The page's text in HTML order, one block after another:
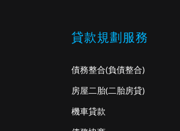
貸款規劃服務
債務整合(負債整合)
房屋二胎(二胎房貸)
機車貸款